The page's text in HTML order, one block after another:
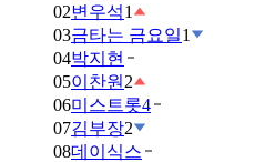
02변우석1
03금타는 금요일1
04박지현
05이찬원 2
06미스트롯4
07김부장2
08데이식스